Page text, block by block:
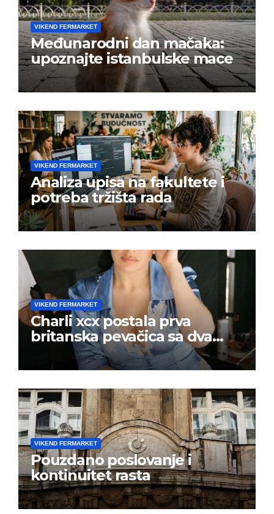
VIKEND FERMARKET
Međunarodni dan mačaka:
upoznajte istanbulske mace
VIKEND FERMARKET
Analiza upisa na fakultete i
potreba tržišta rada
VIKEND FERMARKET
Charli xcx postala prva
britanska pevačica sa dva
albuma na prvom mestu u
istoj kalendarskoj godini
VIKEND FERMARKET
Pouzdano poslovanje i
kontinuitet rasta